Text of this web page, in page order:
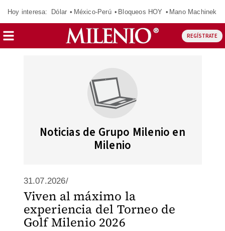
Hoy interesa: Dólar México-Perú Bloqueos HOY Mano Machinek
REGÍSTRATE
Noticias de Grupo Milenio en
Milenio
31.07.2026/
Viven al máximo la
experiencia del Torneo de
Golf Milenio 2026